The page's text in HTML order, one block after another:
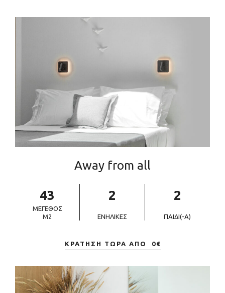
Away from all
43
ΜΈΓΕΘΟΣ
M2
2
ΕΝΉΛΙΚΕΣ
2
ΠΑΙΔΊ(-Ά)
ΚΡΆΤΗΣΗ ΤΏΡΑ ΑΠΌ 0€